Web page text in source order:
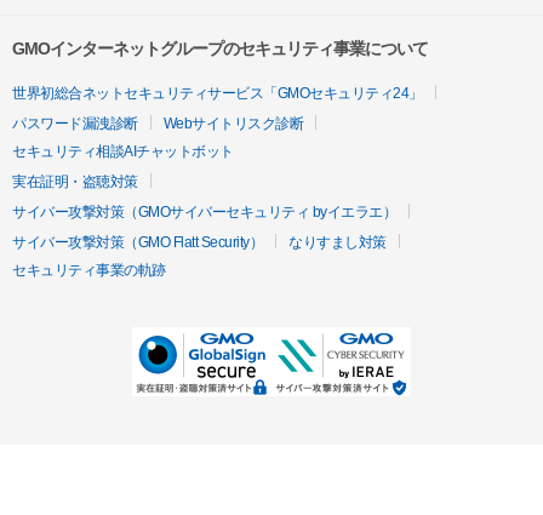
GMOインターネットグループのセキュリティ事業について
世界初総合ネットセキュリティサービス「GMOセキュリティ24」
パスワード漏洩診断
Webサイトリスク診断
セキュリティ相談AIチャットボット
実在証明・盗聴対策
サイバー攻撃対策（GMOサイバーセキュリティ byイエラエ）
サイバー攻撃対策（GMO Flatt Security）
なりすまし対策
セキュリティ事業の軌跡